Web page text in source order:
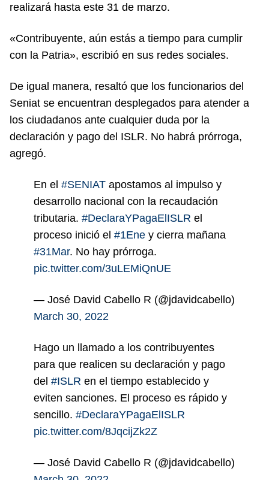
realizará hasta este 31 de marzo.
«Contribuyente, aún estás a tiempo para cumplir
con la Patria», escribió en sus redes sociales.
De igual manera, resaltó que los funcionarios del
Seniat se encuentran desplegados para atender a
los ciudadanos ante cualquier duda por la
declaración y pago del ISLR. No habrá prórroga,
agregó.
En el #SENIAT apostamos al impulso y
desarrollo nacional con la recaudación
tributaria. #DeclaraYPagaElISLR el
proceso inició el #1Ene y cierra mañana
#31Mar. No hay prórroga.
pic.twitter.com/3uLEMiQnUE
— José David Cabello R (@jdavidcabello)
March 30, 2022
Hago un llamado a los contribuyentes
para que realicen su declaración y pago
del #ISLR en el tiempo establecido y
eviten sanciones. El proceso es rápido y
sencillo. #DeclaraYPagaElISLR
pic.twitter.com/8JqcijZk2Z
— José David Cabello R (@jdavidcabello)